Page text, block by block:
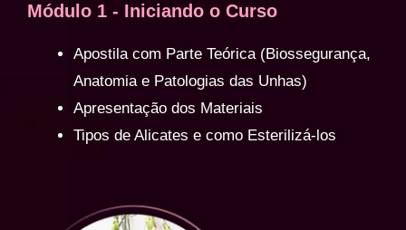
Módulo 1 - Iniciando o Curso
Apostila com Parte Teórica (Biossegurança,
Anatomia e Patologias das Unhas)
Apresentação dos Materiais
Tipos de Alicates e como Esterilizá-los